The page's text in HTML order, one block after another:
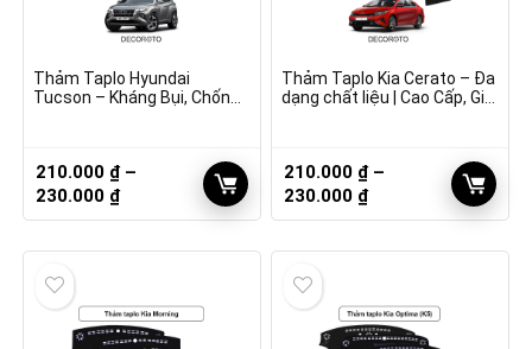
Thảm Taplo Hyundai
Tucson – Kháng Bụi, Chống
210.000 ₫ –
230.000 ₫Khoảng
giá:
230.000 ₫
Thảm Taplo Kia Cerato – Đa
dạng chất liệu | Cao Cấp, Giá
210.000 ₫ –
230.000 ₫Khoảng
giá:
230.000 ₫